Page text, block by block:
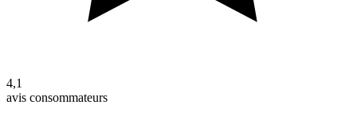
4,1
avis consommateurs